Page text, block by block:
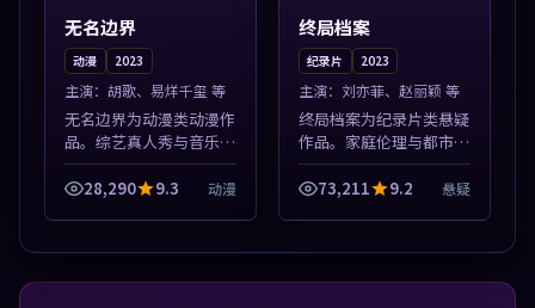
无名边界
动漫 2023
主演： 胡歌、易烊千玺 等
无名边界为动漫类动漫作
品。综艺真人秀与音乐现
场收录，亚洲影视平台每
日上新，轻松发现好片。
得加入片单。
28,290 9.3 动漫
终局档案
纪录片 2023
主演： 刘亦菲、赵丽颖 等
终局档案为纪录片类悬疑
作品。家庭伦理与都市励
志题材丰富，高清免费在
线播放，适合全年龄段观
凑，值得加入片...
73,211 9.2 悬疑